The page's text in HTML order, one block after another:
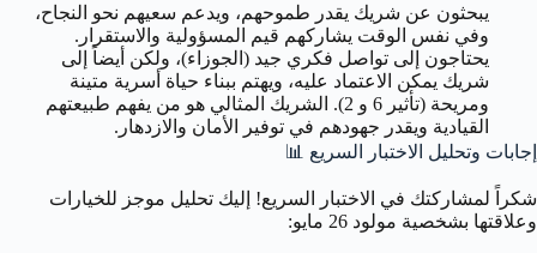
يبحثون عن شريك يقدر طموحهم، ويدعم سعيهم نحو النجاح،
وفي نفس الوقت يشاركهم قيم المسؤولية والاستقرار.
يحتاجون إلى تواصل فكري جيد (الجوزاء)، ولكن أيضاً إلى
شريك يمكن الاعتماد عليه، ويهتم ببناء حياة أسرية متينة
ومريحة (تأثير 6 و 2). الشريك المثالي هو من يفهم طبيعتهم
القيادية ويقدر جهودهم في توفير الأمان والازدهار.
إجابات وتحليل الاختبار السريع 📊
شكراً لمشاركتك في الاختبار السريع! إليك تحليل موجز للخيارات
وعلاقتها بشخصية مولود 26 مايو: